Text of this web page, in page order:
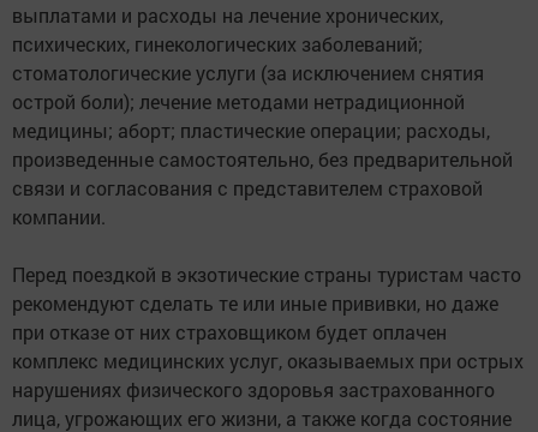
выплатами и расходы на лечение хронических,
психических, гинекологических заболеваний;
стоматологические услуги (за исключением снятия
острой боли); лечение методами нетрадиционной
медицины; аборт; пластические операции; расходы,
произведенные самостоятельно, без предварительной
связи и согласования с представителем страховой
компании.
Перед поездкой в экзотические страны туристам часто
рекомендуют сделать те или иные прививки, но даже
при отказе от них страховщиком будет оплачен
комплекс медицинских услуг, оказываемых при острых
нарушениях физического здоровья застрахованного
лица, угрожающих его жизни, а также когда состояние